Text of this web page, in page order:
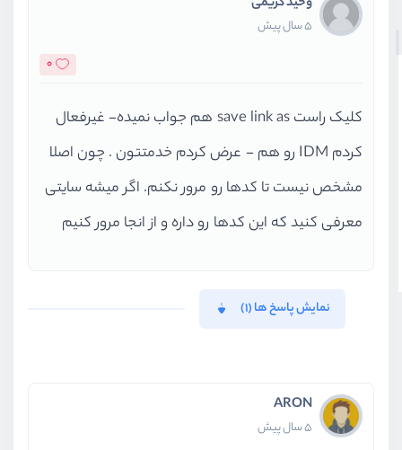
5 سال پیش
0
کلیک راست save link as هم جواب نمیده- غیرفعال
کردم IDM رو هم - عرض کردم خدمتتون . چون اصلا
مشخص نیست تا کدها رو مرور نکنم. اگر میشه سایتی
معرفی کنید که این کدها رو داره و از انجا مرور کنیم
نمایش پاسخ ها (1)
ARON
5 سال پیش